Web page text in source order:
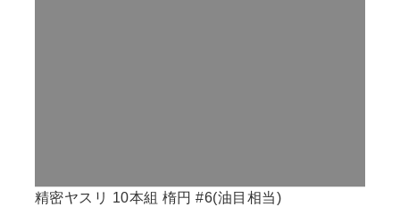
精密ヤスリ 10本組 楕円 #6(油目相当)